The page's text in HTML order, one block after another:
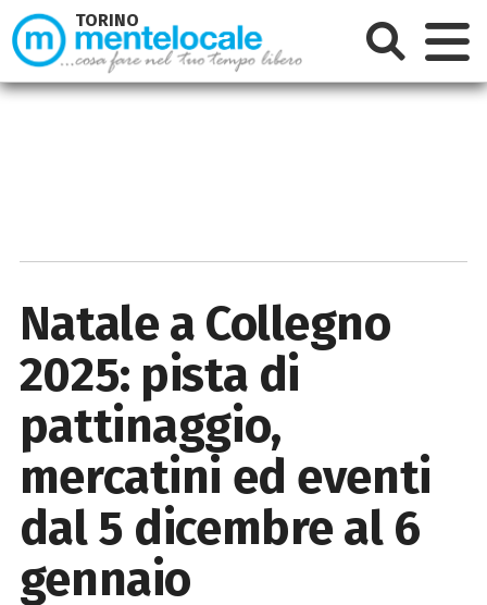
Natale a Collegno
2025: pista di
pattinaggio,
mercatini ed eventi
dal 5 dicembre al 6
gennaio
TORINO